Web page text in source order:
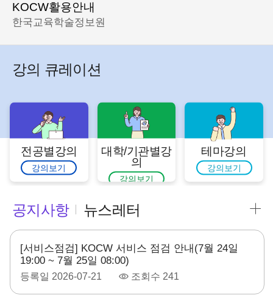
KOCW활용안내
한국교육학술정보원
강의 큐레이션
전공별강의
강의보기
대학/기관별강
의
강의보기
테마강의
강의보기
공지사항 뉴스레터
[서비스점검] KOCW 서비스 점검 안내(7월 24일
19:00 ~ 7월 25일 08:00)
등록일 2026-07-21 조회수 241